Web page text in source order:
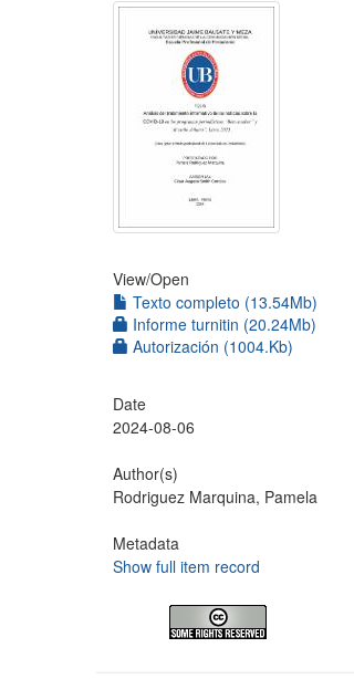
View/Open
Texto completo (13.54Mb)
Informe turnitin (20.24Mb)
Autorización (1004.Kb)
Date
2024-08-06
Author(s)
Rodriguez Marquina, Pamela
Metadata
Show full item record